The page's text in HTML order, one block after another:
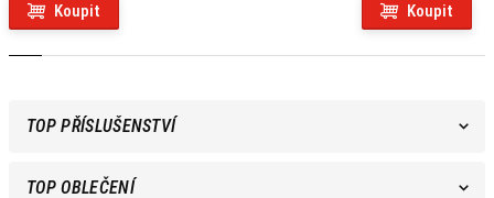
Koupit Koupit
TOP PŘÍSLUŠENSTVÍ
TOP OBLEČENÍ